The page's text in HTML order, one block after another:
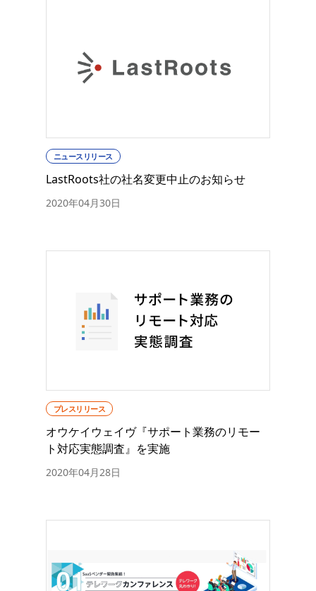
ニュースリリース
LastRoots社の社名変更中止のお知らせ
2020年04月30日
プレスリリース
オウケイウェイヴ『サポート業務のリモー
ト対応実態調査』を実施
2020年04月28日